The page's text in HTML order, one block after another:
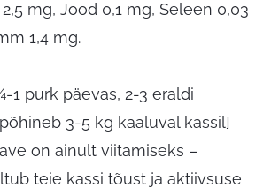
mg, Jood 0,1 mg, Seleen 0,03
1,4 mg.
1 purk päevas, 2-3 eraldi
3-5 kg kaaluval kassil]
on ainult viitamiseks –
teie kassi tõust ja aktiivsuse